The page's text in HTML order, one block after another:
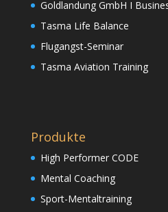
Goldlandung GmbH I
Tasma Life Balance
Flugangst-Seminar
Tasma Aviation Training
Produkte
High Performer CODE
Mental Coaching
Sport-Mentaltraining